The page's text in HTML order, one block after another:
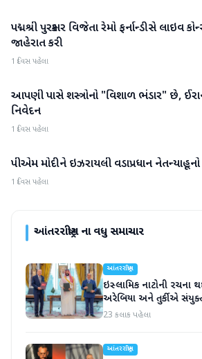
આંતરરાષ્ટ્રીય
પદ્મશ્રી પુરસ્કાર વિજેતા રેમો ફર્નાન્ડીસે લાઇવ
જાહેરાત કરી
1 દિવસ પહેલા
આંતરરાષ્ટ્રીય
આપણી પાસે શસ્ત્રોનો "વિશાળ ભંડાર" છે,
નિવેદન
1 દિવસ પહેલા
આંતરરાષ્ટ્રીય
પીએમ મોદીને ઇઝરાયલી વડાપ્રધાન
1 દિવસ પહેલા
આંતરરાષ્ટ્રીયના વધુ સમાચાર
આંતરરાષ્ટ્રીય
ઇસ્લામિક નાટોની રચના
અરેબિયા અને તુર્કીએ
હસ્તાક્ષર
23 કલાક પહેલા
આંતરરાષ્ટ્રીય